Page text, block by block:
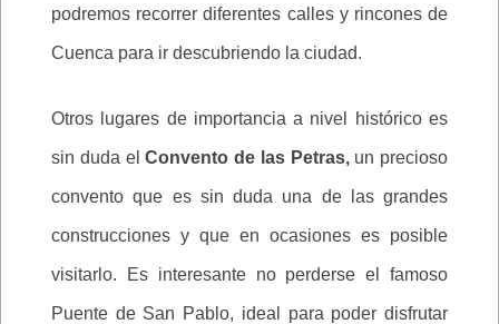
podremos recorrer diferentes calles y rincones de
Cuenca para ir descubriendo la ciudad.
Otros lugares de importancia a nivel histórico es
sin duda elConvento de las Petras,un precioso
convento que es sin duda una de las grandes
construcciones y que en ocasiones es posible
visitarlo. Es interesante no perderse el famoso
Puente de San Pablo, ideal para poder disfrutar